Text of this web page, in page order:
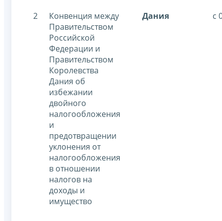
2
Конвенция между
Правительством
Российской
Федерации и
Правительством
Королевства
Дания об
избежании
двойного
налогообложения
и
предотвращении
уклонения от
налогообложения
в отношении
налогов на
доходы и
имущество
Дания с